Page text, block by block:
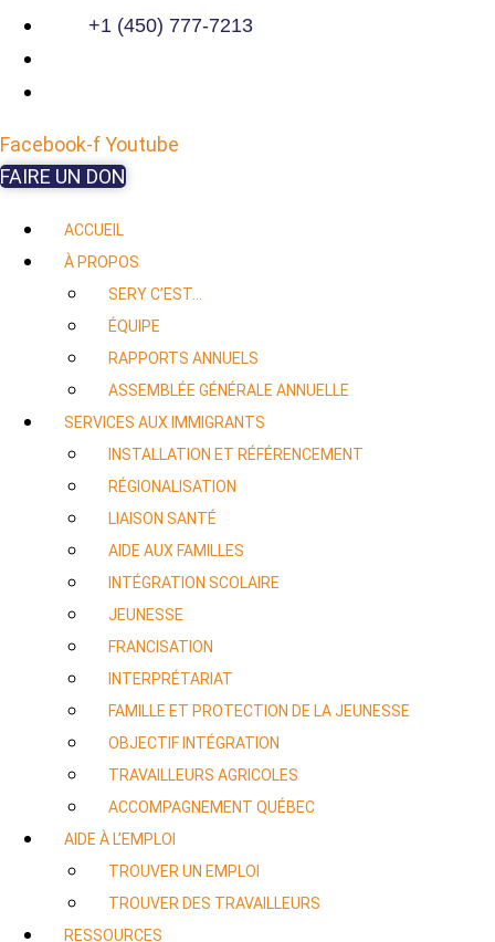
+1 (450) 777-7213
Facebook-fYoutube
FAIRE UN DON
ACCUEIL
À PROPOS
SERY C’EST…
ÉQUIPE
RAPPORTS ANNUELS
ASSEMBLÉE GÉNÉRALE ANNUELLE
SERVICES AUX IMMIGRANTS
INSTALLATION ET RÉFÉRENCEMENT
RÉGIONALISATION
LIAISON SANTÉ
AIDE AUX FAMILLES
INTÉGRATION SCOLAIRE
JEUNESSE
FRANCISATION
INTERPRÉTARIAT
FAMILLE ET PROTECTION DE LA JEUNESSE
OBJECTIF INTÉGRATION
TRAVAILLEURS AGRICOLES
ACCOMPAGNEMENT QUÉBEC
AIDE À L’EMPLOI
TROUVER UN EMPLOI
TROUVER DES TRAVAILLEURS
RESSOURCES